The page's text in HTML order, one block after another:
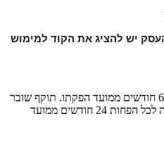
תוקף שובר כספי הינו לכל הפחות 60 חודשים ממועד הפקתו. תוקף שובר
לרכישת מוצר או שירות מסויים יהיה לכל הפחות 24 חודשים ממועד